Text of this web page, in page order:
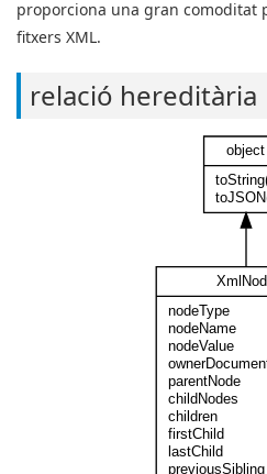
proporciona una gran comoditat
fitxers XML.
relació hereditària
object
nodeType
nodeName
nodeValue
parentNode
childNodes
children
firstChild
lastChild
previousSibling